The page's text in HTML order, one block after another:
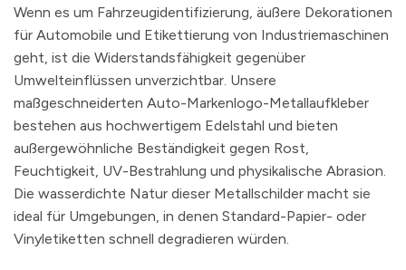
Wenn es um Fahrzeugidentifizierung, äußere Dekorationen
für Automobile und Etikettierung von Industriemaschinen
geht, ist die Widerstandsfähigkeit gegenüber
Umwelteinflüssen unverzichtbar. Unsere
maßgeschneiderten Auto-Markenlogo-Metallaufkleber
bestehen aus hochwertigem Edelstahl und bieten
außergewöhnliche Beständigkeit gegen Rost,
Feuchtigkeit, UV-Bestrahlung und physikalische Abrasion.
Die wasserdichte Natur dieser Metallschilder macht sie
ideal für Umgebungen, in denen Standard-Papier- oder
Vinyletiketten schnell degradieren würden.